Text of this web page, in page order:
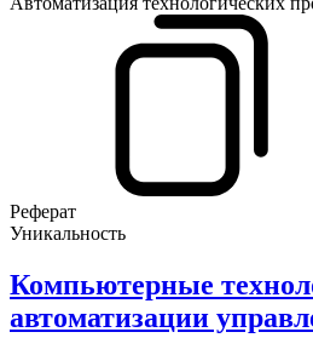
Реферат
Уникальность
Компьютерные
автоматизации